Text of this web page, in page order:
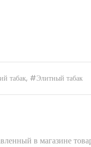
табак, #Элитный табак
в магазине